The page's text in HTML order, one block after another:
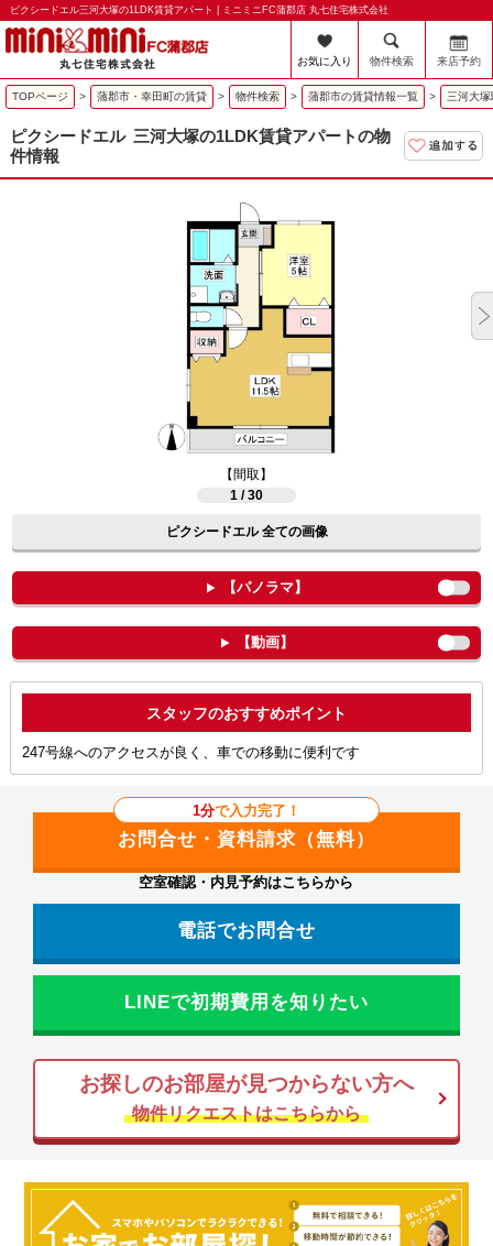
ピクシードエル三河大塚の1LDK賃貸アパート | ミニミニFC蒲郡店 丸七住宅株式会社
お気に入り 物件検索 来店予約
TOPページ > 蒲郡市・幸田町の賃貸 > 物件検索 > 蒲郡市の賃貸情報一覧 > 三河大
ピクシードエル 三河大塚の1LDK賃貸アパートの物
件情報
【間取】
1 / 30
ピクシードエル 全ての画像
【パノラマ】
【動画】
ポイント
247号線へのアクセスが良く、車での移動に便利です
1分で入力完了！
空室確認・内見予約はこちらから
電話でお問合せ
LINEで初期費用を知りたい
お探しのお部屋が見つからない方へ
物件リクエストはこちらから